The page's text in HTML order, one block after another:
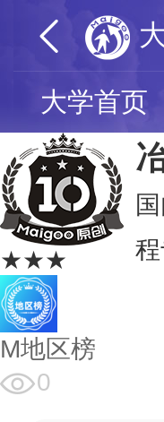
大学首页
★★★
M地区榜
0